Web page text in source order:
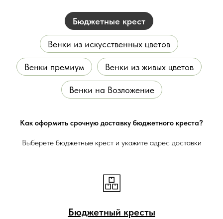
Бюджетные крест
Венки из искусственных цветов
Венки премиум Венки из живых цветов
Венки на Возложение
Как оформить срочную доставку бюджетного креста?
Выберете бюджетные крест и укажите адрес доставки
Бюджетный кресты